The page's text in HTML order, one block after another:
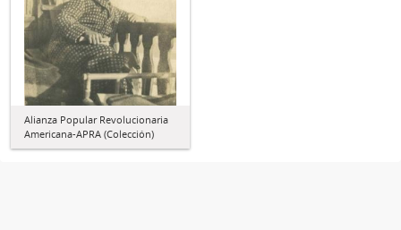
Alianza Popular Revolucionaria
Americana-APRA (Colección)